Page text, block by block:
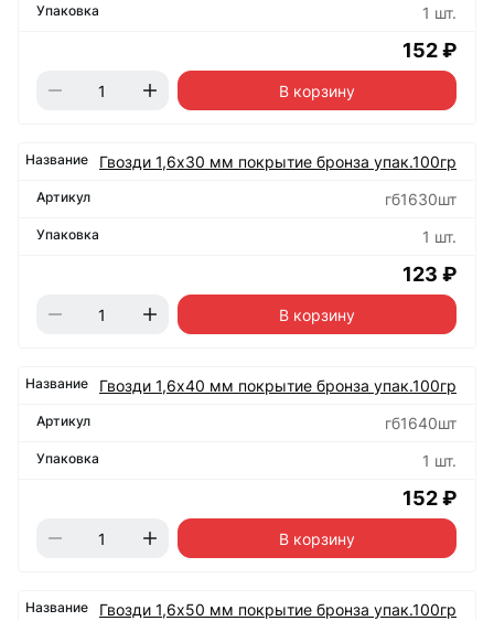
1 шт.
152 ₽
В корзину
Гвозди 1,6х30 мм покрытие бронза упак.100гр
гб1630шт
1 шт.
123 ₽
В корзину
Гвозди 1,6х40 мм покрытие бронза упак.100гр
гб1640шт
1 шт.
152 ₽
В корзину
Гвозди 1,6х50 мм покрытие бронза упак.100гр